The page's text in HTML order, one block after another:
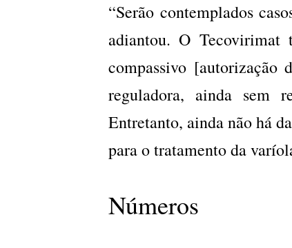
“Serão contemplados
adiantou. O Tecovirimat
compassivo [autorização
reguladora, ainda sem
Entretanto, ainda não há
para o tratamento da
Números